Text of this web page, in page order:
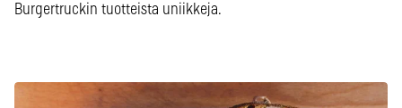
Burgertruckin tuotteista uniikkeja.